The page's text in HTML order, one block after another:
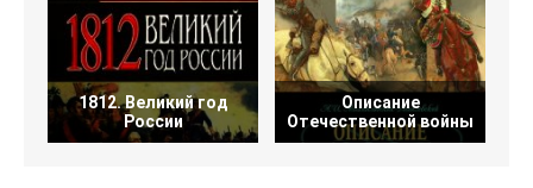
1812. Великий год
России
Описание
Отечественной войны